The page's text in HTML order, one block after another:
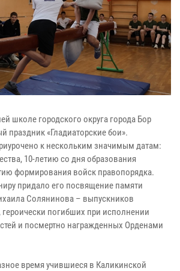
школе городского округа города Бор
праздник «Гладиаторские бои».
к нескольким значимым датам:
10-летию со дня образования
формирования войск правопорядка.
придало его посвящение памяти
Солянинова – выпускников
погибших при исполнении
и посмертно награжденных Орденами
время учившиеся в Каликинской